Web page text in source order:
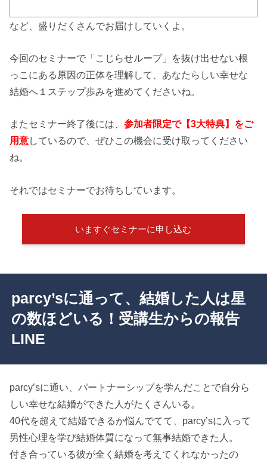
など、盛りだくさんでお届けしていくよ。
今回のセミナーで「こじらせループ」を抜け出せない根
っこにある原因の正体を理解して、あなたらしい幸せな
結婚へ１ステップ歩みを進めてくださいね。
またセミナー終了後には、参加者限定で【3大特典】をご
用意しているので、ぜひこの機会に受け取ってください
ね。
それではセミナーでお待ちしています。
いますぐセミナーに申し込む
parcy’sに通って、結婚した人は星
の数ほどいる！受講生からの報告
LINE
parcy’sに通い、パートナーシップを学んだことで自分ら
しい幸せな結婚ができた人がたくさんいる。
40代を超えて結婚できるか悩んでてて、parcy’sに入って
男性心理を学び結婚体質になって無事結婚できた人。
付き合っている彼が全く結婚を考えてくれなかったの